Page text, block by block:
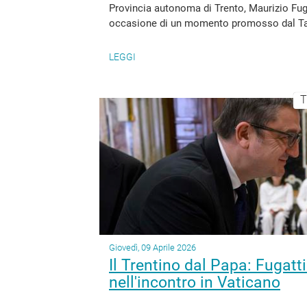
Provincia autonoma di Trento, Maurizio
occasione di un momento promosso dal
LEGGI
Giovedì, 09 Aprile 2026
Il Trentino dal Papa:
nell'incontro in Vaticano